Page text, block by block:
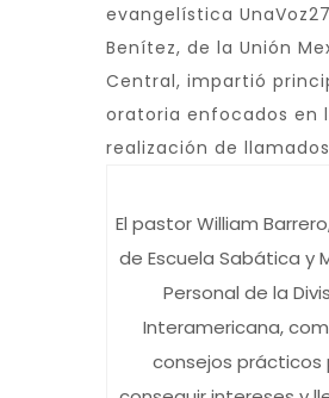
evangelística
Benítez, de la Unión
Central, impartió
oratoria enfocados en
realización de
El pastor William
de Escuela Sabática y
Personal de la
Interamericana,
consejos prácticos